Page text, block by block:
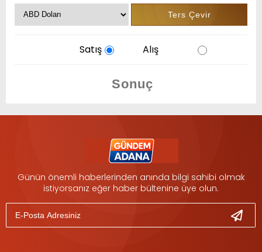
Satış Alış
Günün önemli haberlerinden anında bilgi sahibi olmak
istiyorsanız eğer haber bültenine üye olun.